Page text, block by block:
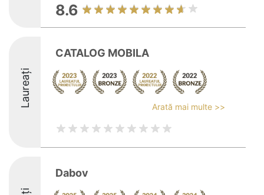
8.6
Laureați
CATALOG MOBILA
Arată mai multe >>
Dabov